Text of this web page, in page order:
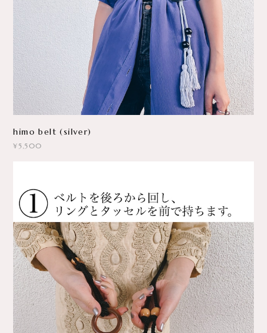
himo belt (silver)
¥5,500